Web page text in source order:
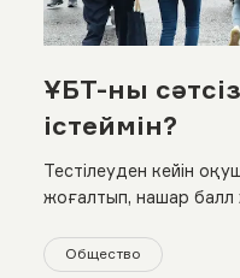
ҰБТ-ны
істеймін?
Тестілеуден кейін
жоғалтып, нашар балл
Общество